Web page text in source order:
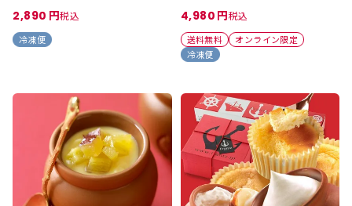
2,890
税込
冷凍便
4,980
税込
送料無料
オンライン限定
冷凍便